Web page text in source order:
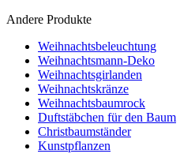
Andere Produkte
Weihnachtsbeleuchtung
Weihnachtsmann-Deko
Weihnachtsgirlanden
Weihnachtskränze
Weihnachtsbaumrock
Duftstäbchen für den Baum
Christbaumständer
Kunstpflanzen